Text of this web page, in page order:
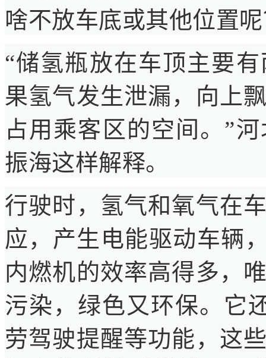
啥不放车底或其他位置
“储氢瓶放在车顶主要
果氢气发生泄漏，向上
占用乘客区的空间。”
振海这样解释。
行驶时，氢气和氧气在
应，产生电能驱动车辆
内燃机的效率高得多，
污染，绿色又环保。它
劳驾驶提醒等功能，这